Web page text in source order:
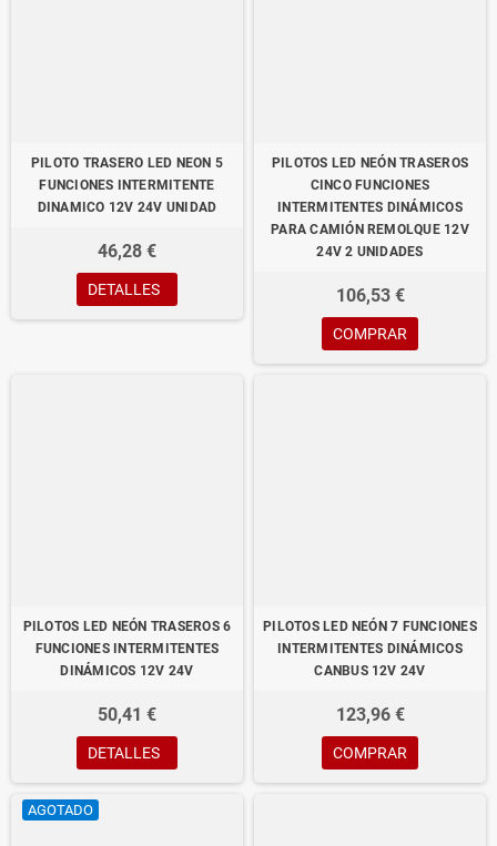
PILOTO TRASERO LED NEON 5
FUNCIONES INTERMITENTE
DINAMICO 12V 24V UNIDAD
46,28 €
DETALLES
PILOTOS LED NEÓN TRASEROS
CINCO FUNCIONES
INTERMITENTES DINÁMICOS
PARA CAMIÓN REMOLQUE 12V
24V 2 UNIDADES
106,53 €
COMPRAR
PILOTOS LED NEÓN TRASEROS 6
FUNCIONES INTERMITENTES
DINÁMICOS 12V 24V
50,41 €
DETALLES
PILOTOS LED NEÓN 7 FUNCIONES
INTERMITENTES DINÁMICOS
CANBUS 12V 24V
123,96 €
COMPRAR
AGOTADO